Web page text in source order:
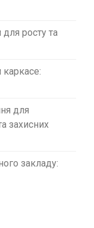
росту та
для
захисних
закладу: